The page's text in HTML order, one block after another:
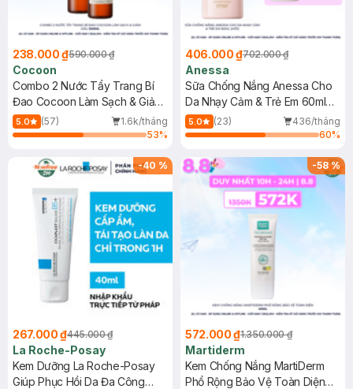
238.000 ₫590.000 ₫
Cocoon
Combo 2 Nước Tẩy Trang Bí
Đao Cocoon Làm Sạch & Giảm
Dầu 500ml
5.0 (57)
1.6k/tháng
53%
406.000 ₫702.000 ₫
Anessa
Sữa Chống Nắng Anessa Cho
Da Nhạy Cảm & Trẻ Em 60ml
(Mới)
5.0 (23)
436/tháng
60%
-40 %
267.000 ₫445.000 ₫
La Roche-Posay
Kem Dưỡng La Roche-Posay
Giúp Phục Hồi Da Đa Công
-58%
572.000 ₫1.350.000 ₫
Martiderm
Kem Chống Nắng MartiDerm
Phổ Rộng Bảo Vệ Toàn Diện